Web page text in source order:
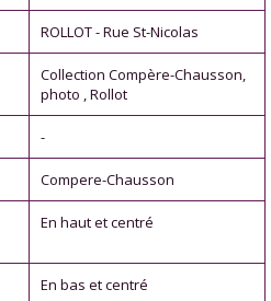
ROLLOT - Rue St-Nicolas
Collection Compère-Chausson,
photo , Rollot
-
Compere-Chausson
En haut et centré
En bas et centré